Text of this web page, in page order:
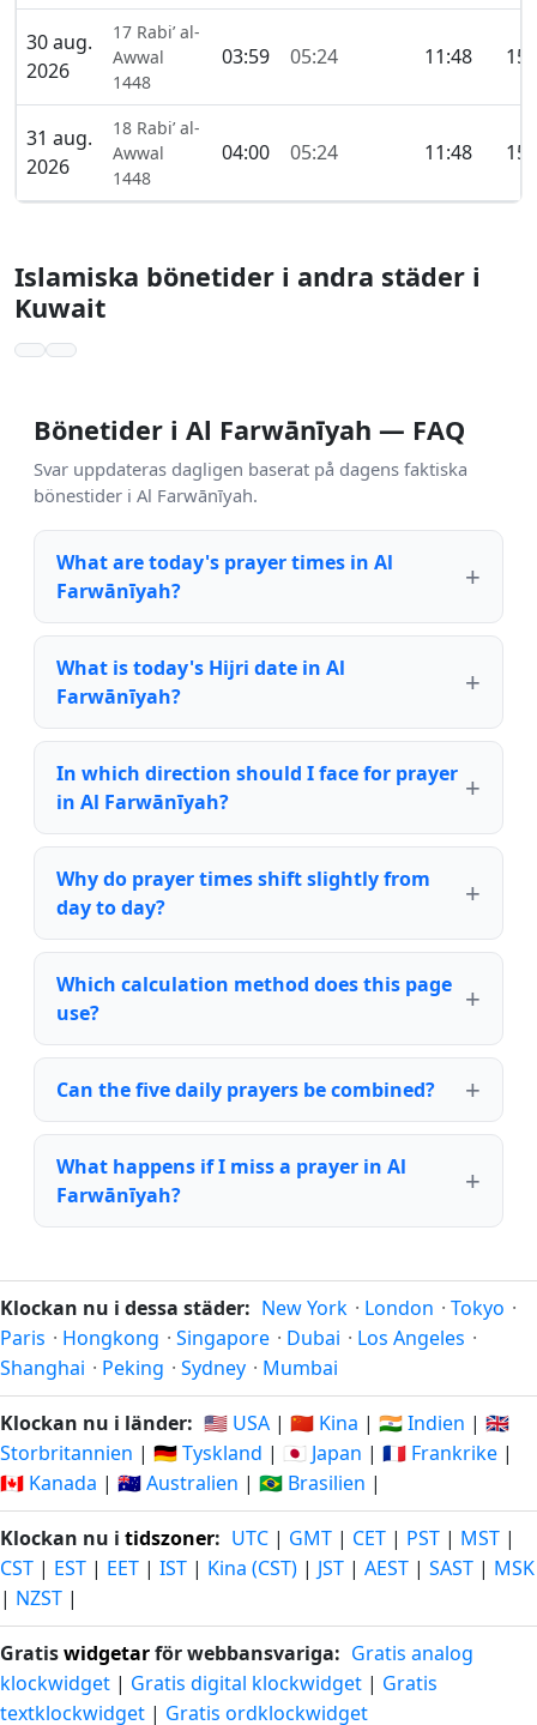
30 aug.
2026
17 Rabi’ al-
Awwal
1448
03:59 05:24 11:48
31 aug.
2026
18 Rabi’ al-
Awwal
1448
04:00 05:24 11:48
Islamiska bönetider i andra städer i
Kuwait
Bönetider i Al Farwānīyah — FAQ
Svar uppdateras dagligen baserat på dagens faktiska
bönestider i Al Farwānīyah.
What are today's prayer times in Al
Farwānīyah?
What is today's Hijri date in Al
Farwānīyah?
In which direction should I face for prayer
in Al Farwānīyah?
Why do prayer times shift slightly from
day to day?
Which calculation method does this page
use?
Can the five daily prayers be combined?
What happens if I miss a prayer in Al
Farwānīyah?
Klockan nu i dessa städer: New York · London · Tokyo ·
Paris · Hongkong · Singapore · Dubai · Los Angeles ·
Shanghai · Peking · Sydney · Mumbai
Klockan nu i länder: 🇺🇸 USA | 🇨🇳 Kina | 🇮🇳 Indien | 🇬🇧
Storbritannien | 🇩🇪 Tyskland | 🇯🇵 Japan | 🇫🇷 Frankrike |
🇨🇦 Kanada | 🇦🇺 Australien | 🇧🇷 Brasilien |
Klockan nu i tidszoner: UTC | GMT | CET | PST | MST |
CST | EST | EET | IST | Kina (CST) | JST | AEST | SAST | MSK
| NZST |
Gratiswidgetarför webbansvariga: Gratis analog
klockwidget | Gratis digital klockwidget | Gratis
textklockwidget | Gratis ordklockwidget